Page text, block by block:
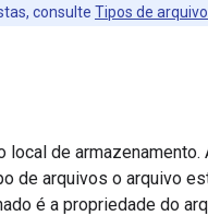
consulte Tipos de arquivo
local de armazenamento.
de arquivos o arquivo
é a propriedade do